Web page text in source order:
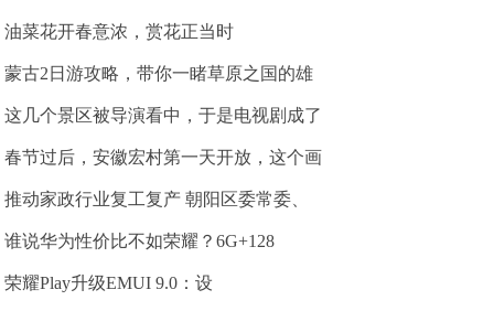
油菜花开春意浓，赏花正当时
蒙古2日游攻略，带你一睹草原之国的雄
这几个景区被导演看中，于是电视剧成了
春节过后，安徽宏村第一天开放，这个画
推动家政行业复工复产 朝阳区委常委、
谁说华为性价比不如荣耀？6G+128
荣耀Play升级EMUI 9.0：设